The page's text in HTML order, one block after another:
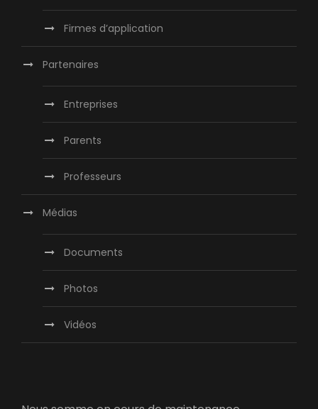
Firmes d’application
Partenaires
Entreprises
Parents
Professeurs
Médias
Documents
Photos
Vidéos